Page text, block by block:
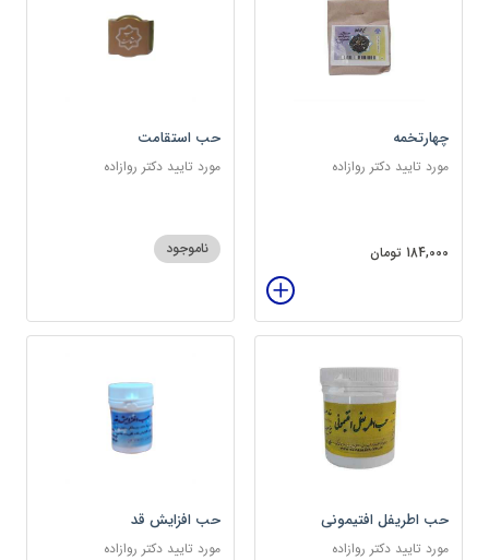
چهارتخمه
مورد تایید دکتر روازاده
184,000 تومان
حب استقامت
مورد تایید دکتر روازاده
ناموجود
حب اطریفل افتیمونی
مورد تایید دکتر روازاده
حب افزایش قد
مورد تایید دکتر روازاده